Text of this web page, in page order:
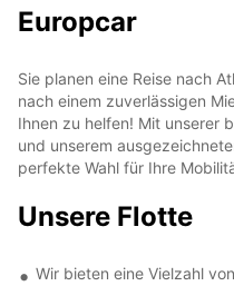
Europcar
Sie planen eine Reise nach
nach einem zuverlässigen
Ihnen zu helfen! Mit unserer
und unserem
perfekte Wahl für Ihre
Unsere Flotte
Wir bieten eine Vielzahl